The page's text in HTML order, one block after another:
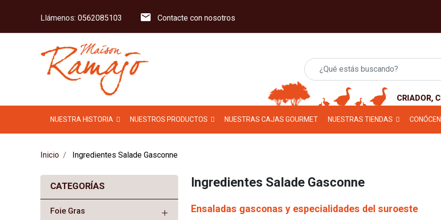
Llámenos: 0562085103 mail Contacte con nosotros
CRIADOR,
NUESTRA HISTORIA NUESTROS PRODUCTOS NUESTRAS CAJAS GOURMET NUESTRAS TIENDAS
Inicio Ingredientes Salade Gasconne
CATEGORÍAS
Foie Gras
Ingredientes Salade Gasconne
Ensaladas gasconas y especialidades del suroeste